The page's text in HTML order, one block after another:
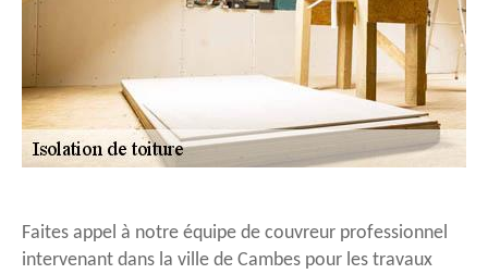
Faites appel à notre équipe de couvreur professionnel
intervenant dans la ville de Cambes pour les travaux